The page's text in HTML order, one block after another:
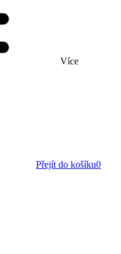
Více
Přejít do košíku0